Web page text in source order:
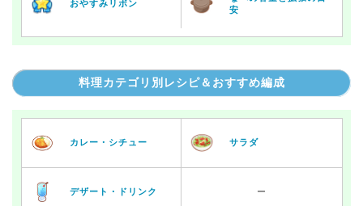
おやすみリボン
安
料理カテゴリ別レシピ＆おすすめ編成
カレー・シチュー サラダ
デザート・ドリンク ー